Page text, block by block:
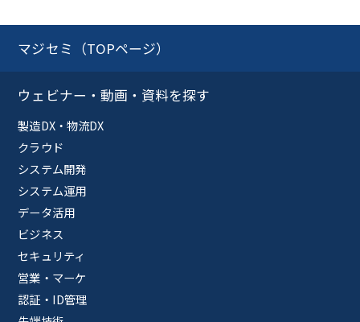
マジセミ（TOPページ）
ウェビナー・動画・資料を探す
製造DX・物流DX
クラウド
システム開発
システム運用
データ活用
ビジネス
セキュリティ
営業・マーケ
認証・ID管理